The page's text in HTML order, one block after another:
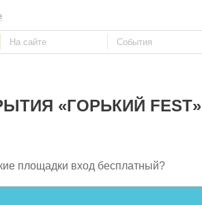
«ГОРЬКИЙ FEST»
площадки вход бесплатный?